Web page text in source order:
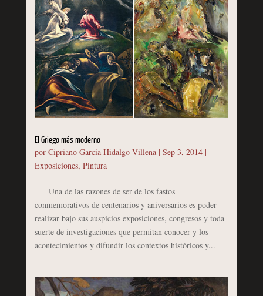
El Griego más moderno
por Cipriano García Hidalgo Villena| Sep 3, 2014|
Exposiciones, Pintura
Una de las razones de ser de los fastos
conmemorativos de centenarios y aniversarios es poder
realizar bajo sus auspicios exposiciones, congresos y toda
suerte de investigaciones que permitan conocer y los
acontecimientos y difundir los contextos históricos y...